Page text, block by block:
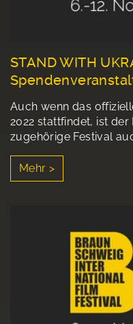
STAND WITH
Auch wenn das
2022 stattfindet, ist der
zugehörige Festival
Mehr >